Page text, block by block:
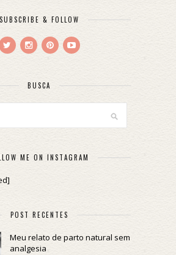
SUBSCRIBE & FOLLOW
BUSCA
ME ON INSTAGRAM
POST RECENTES
Meu relato de parto natural sem
analgesia